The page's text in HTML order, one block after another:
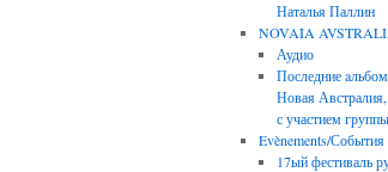
Наталья Паллин
NOVAIA
Аудио
Последние
Новая
с участием группы
Evènements/События
17ый фестиваль